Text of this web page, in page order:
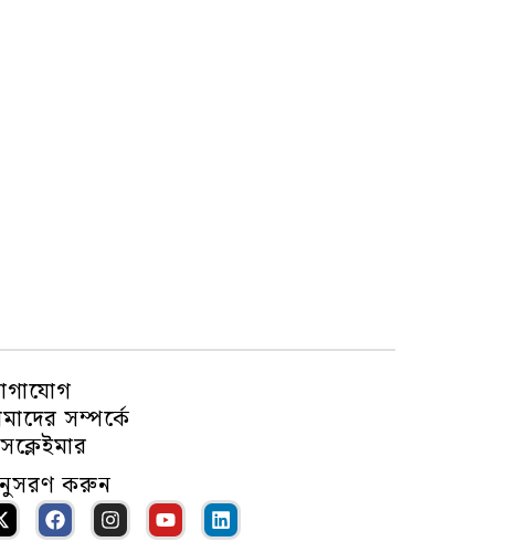
সম্পর্কে
করুন